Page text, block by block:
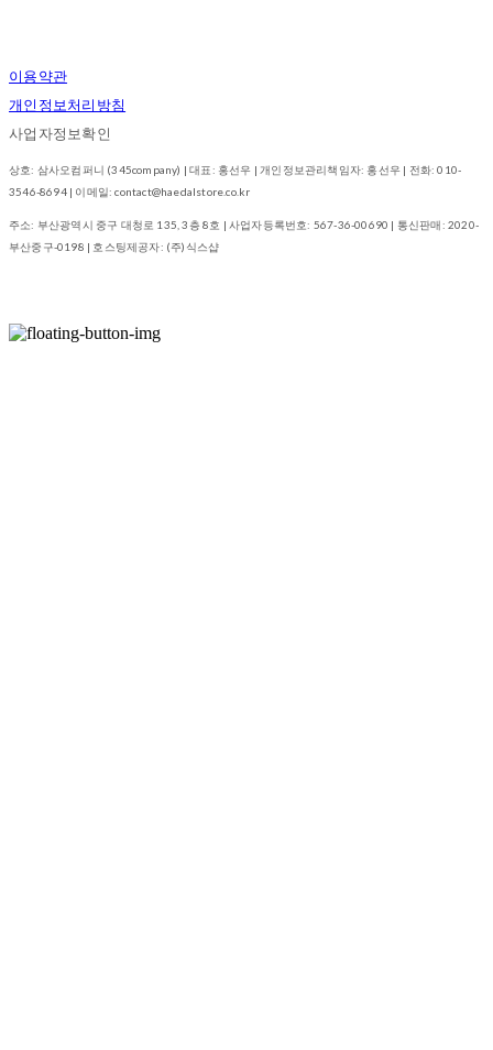
이용약관
개인정보처리방침
사업자정보확인
상호: 삼사오컴퍼니 (345company) | 대표: 홍선우 | 개인정보관리책임자: 홍선우 | 전화: 010-
3546-8694 | 이메일: contact@haedalstore.co.kr
주소: 부산광역시 중구 대청로 135, 3층 8호 | 사업자등록번호: 567-36-00690 | 통신판매:2020-
부산중구-0198 | 호스팅제공자: (주)식스샵